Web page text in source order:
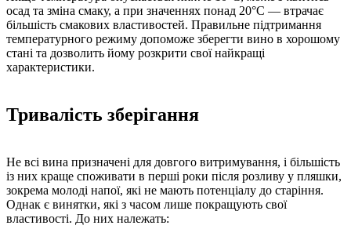
осад та зміна смаку, а при значеннях понад 20°C — втрачає
більшість смакових властивостей. Правильне підтримання
температурного режиму допоможе зберегти вино в хорошому
стані та дозволить йому розкрити свої найкращі
характеристики.
Тривалість зберігання
Не всі вина призначені для довгого витримування, і більшість
із них краще споживати в перші роки після розливу у пляшки,
зокрема молоді напої, які не мають потенціалу до старіння.
Однак є винятки, які з часом лише покращують свої
властивості. До них належать: